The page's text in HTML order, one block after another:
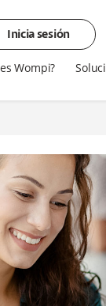
Inicia sesión
Wompi?